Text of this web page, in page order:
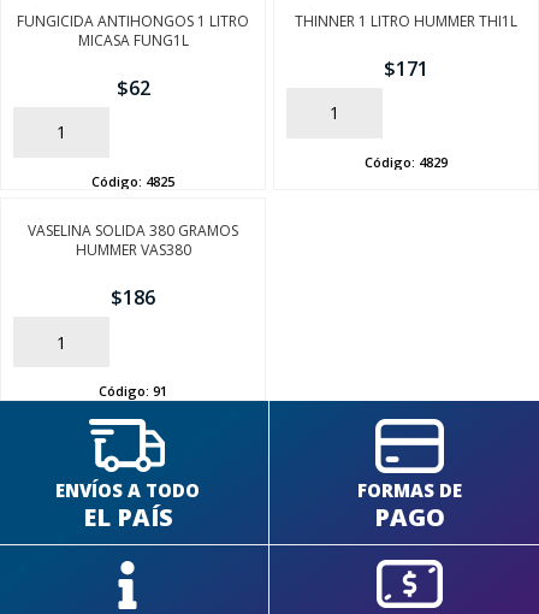
FUNGICIDA ANTIHONGOS 1 LITRO
MICASA FUNG1L
$62
AÑADIR
Código: 4825
THINNER 1 LITRO HUMMER THI1L
$171
AÑADIR
Código: 4829
VASELINA SOLIDA 380 GRAMOS
HUMMER VAS380
$186
AÑADIR
Código: 91
ENVÍOS A TODO
EL PAÍS
FORMAS DE
PAGO